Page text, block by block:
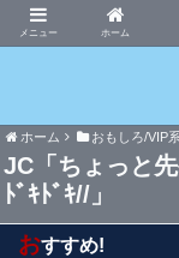
ホーム
まにゅそ
ホーム おもしろ/VIP
JC「ちょっと
ﾄﾞｷﾄﾞｷ//」
おすすめ!